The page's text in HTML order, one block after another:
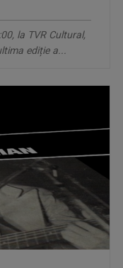
la TVR Cultural,
ediție a...